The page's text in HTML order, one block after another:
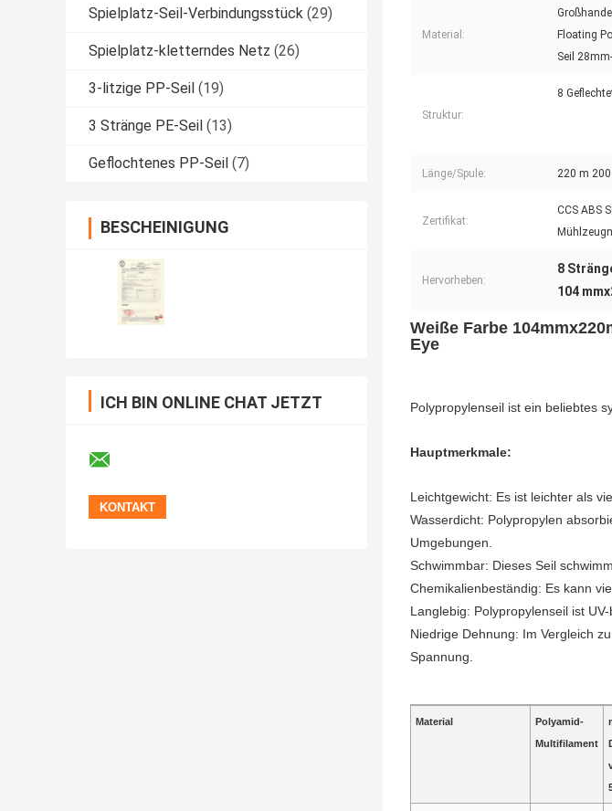
Spielplatz-Seil-Verbindungsstück (29)
Spielplatz-kletterndes Netz (26)
3-litzige PP-Seil (19)
3 Stränge PE-Seil (13)
Geflochtenes PP-Seil (7)
BESCHEINIGUNG
ICH BIN ONLINE CHAT JETZT
Material:
Floating
Seil
Struktur:
8
Länge/Spule: 220 m
Zertifikat:
CCS ABS
Hervorheben:
8
104
Weiße Farbe
Eye
Polypropylenseil ist ein beliebtes
Hauptmerkmale:
Leichtgewicht: Es ist leichter als
Wasserdicht: Polypropylen
Umgebungen.
Schwimmbar: Dieses Seil
Chemikalienbeständig: Es kann
Langlebig: Polypropylenseil ist
Niedrige Dehnung: Im Vergleich
Spannung.
Material
Polyamid-
Multifilament